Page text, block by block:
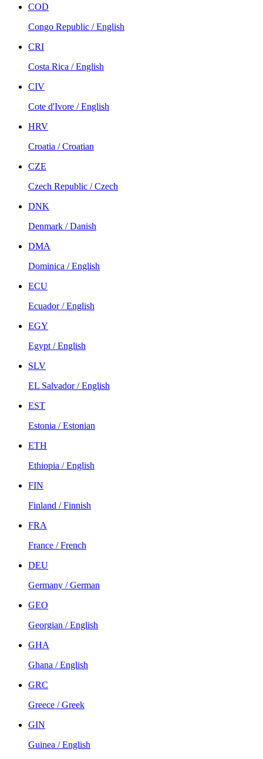
COD
Congo Republic / English
CRI
Costa Rica / English
CIV
Cote d'Ivore / English
HRV
Croatia / Croatian
CZE
Czech Republic / Czech
DNK
Denmark / Danish
DMA
Dominica / English
ECU
Ecuador / English
EGY
Egypt / English
SLV
EL Salvador / English
EST
Estonia / Estonian
ETH
Ethiopia / English
FIN
Finland / Finnish
FRA
France / French
DEU
Germany / German
GEO
Georgian / English
GHA
Ghana / English
GRC
Greece / Greek
GIN
Guinea / English